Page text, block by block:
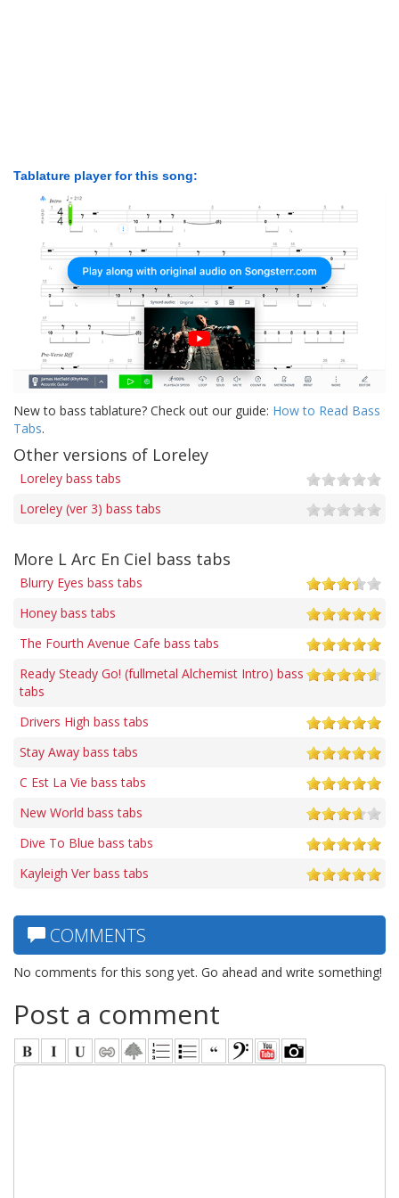
Tablature player for this song:
New to bass tablature? Check out our guide: How to Read Bass
Tabs.
Other versions of Loreley
Loreley bass tabs
Loreley (ver 3) bass tabs
More L Arc En Ciel bass tabs
Blurry Eyes bass tabs
Honey bass tabs
The Fourth Avenue Cafe bass tabs
Ready Steady Go! (fullmetal Alchemist Intro) bass
tabs
Drivers High bass tabs
Stay Away bass tabs
C Est La Vie bass tabs
New World bass tabs
Dive To Blue bass tabs
Kayleigh Ver bass tabs
COMMENTS
No comments for this song yet. Go ahead and write something!
Post a comment